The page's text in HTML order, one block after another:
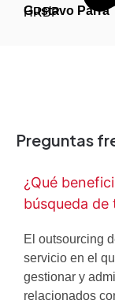
Gustavo Parra
HRBP
Preguntas
¿Qué
búsqueda de
El outsourcing
servicio en el
gestionar y
relacionados